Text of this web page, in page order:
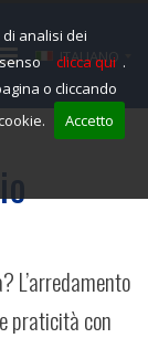
analisi dei
clicca qui .
o cliccando
Accetto
ITALIANO
L’arredamento
praticità con